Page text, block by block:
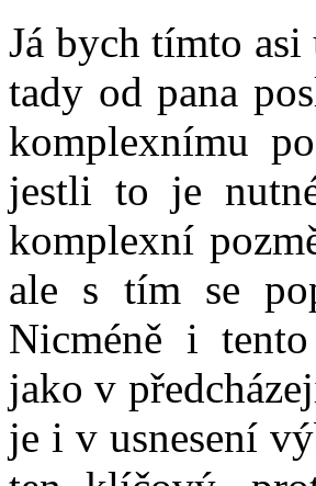
Já bych tímto
tady od pana
komplexnímu
jestli to je
komplexní
ale s tím se
Nicméně i
jako v
je i v usnesení